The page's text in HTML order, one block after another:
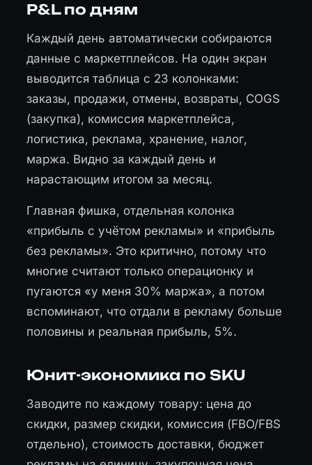
P&L по дням
Каждый день автоматически собираются
данные с маркетплейсов. На один экран
выводится таблица с 23 колонками:
заказы, продажи, отмены, возвраты, COGS
(закупка), комиссия маркетплейса,
логистика, реклама, хранение, налог,
маржа. Видно за каждый день и
нарастающим итогом за месяц.
Главная фишка, отдельная колонка
«прибыль с учётом рекламы» и «прибыль
без рекламы». Это критично, потому что
многие считают только операционку и
пугаются «у меня 30% маржа», а потом
вспоминают, что отдали в рекламу больше
половины и реальная прибыль, 5%.
Юнит-экономика по SKU
Заводите по каждому товару: цена до
скидки, размер скидки, комиссия (FBO/FBS
отдельно), стоимость доставки, бюджет